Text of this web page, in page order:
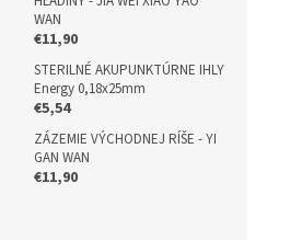
WAN
€11,90
STERILNÉ AKUPUNKTÚRNE IHLY
Energy 0,18x25mm
€5,54
ZÁZEMIE VÝCHODNEJ RÍŠE - YI
GAN WAN
€11,90